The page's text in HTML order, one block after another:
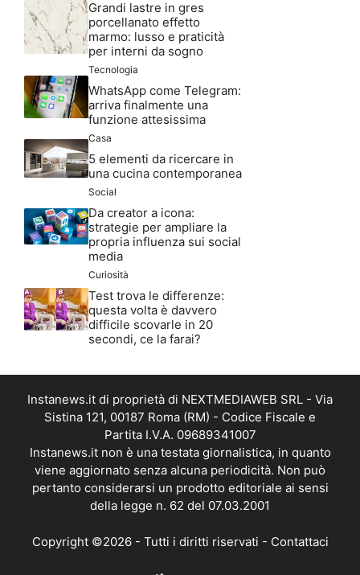
Grandi lastre in gres
porcellanato effetto
marmo: lusso e praticità
per interni da sogno
Tecnologia
WhatsApp come Telegram:
arriva finalmente una
funzione attesissima
Casa
5 elementi da ricercare in
una cucina contemporanea
Social
Da creator a icona:
strategie per ampliare la
propria influenza sui social
media
Curiosità
Test trova le differenze:
questa volta è davvero
difficile scovarle in 20
secondi, ce la farai?
Instanews.it di proprietà di NEXTMEDIAWEB SRL - Via
Sistina 121, 00187 Roma (RM) - Codice Fiscale e
Partita I.V.A. 09689341007
Instanews.it non è una testata giornalistica, in quanto
viene aggiornato senza alcuna periodicità. Non può
pertanto considerarsi un prodotto editoriale ai sensi
della legge n. 62 del 07.03.2001
Copyright ©2026 - Tutti i diritti riservati - Contattaci